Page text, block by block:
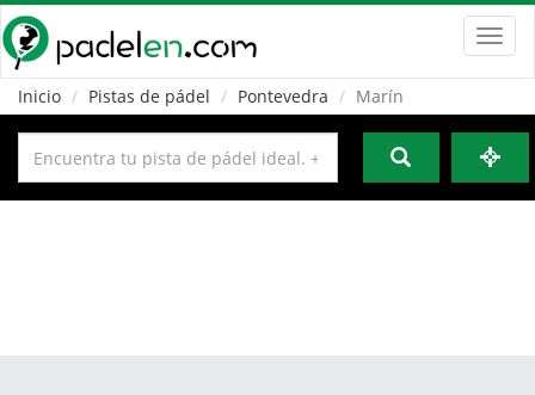
Inicio
Pistas de pádel Pontevedra Marín